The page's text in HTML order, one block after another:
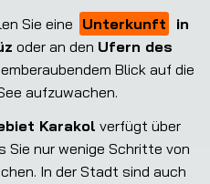
Sie eine Unterkunft
in
oder an den Ufern des
Blick auf die
aufzuwachen.
Karakol verfügt über
Sie nur wenige Schritte von
In der Stadt sind auch